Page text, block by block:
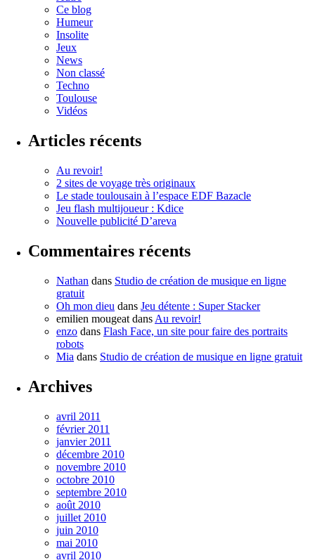
Ce blog
Humeur
Insolite
Jeux
News
Non classé
Techno
Toulouse
Vidéos
Articles récents
Au revoir!
2 sites de voyage très originaux
Le stade toulousain à l’espace EDF Bazacle
Jeu flash multijoueur : Kdice
Nouvelle publicité D’areva
Commentaires récents
Nathan dans Studio de création de musique en ligne
gratuit
Oh mon dieu dans Jeu détente : Super Stacker
emilien mougeat dans Au revoir!
enzo dans Flash Face, un site pour faire des portraits
robots
Mia dans Studio de création de musique en ligne gratuit
Archives
avril 2011
février 2011
janvier 2011
décembre 2010
novembre 2010
octobre 2010
septembre 2010
août 2010
juillet 2010
juin 2010
mai 2010
avril 2010